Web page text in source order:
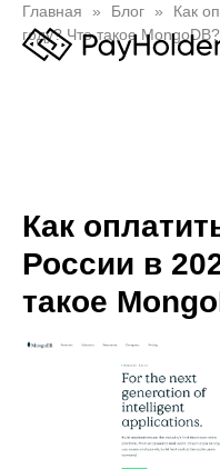
Главная Блог
Как
году? Что такое MongoDB?
Как
России в
такое